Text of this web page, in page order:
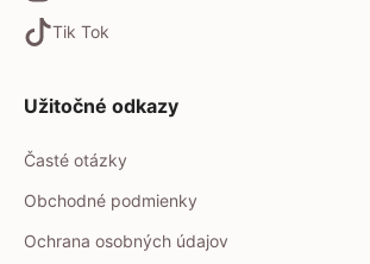
Tik Tok
Užitočné odkazy
Časté otázky
Obchodné podmienky
Ochrana osobných údajov